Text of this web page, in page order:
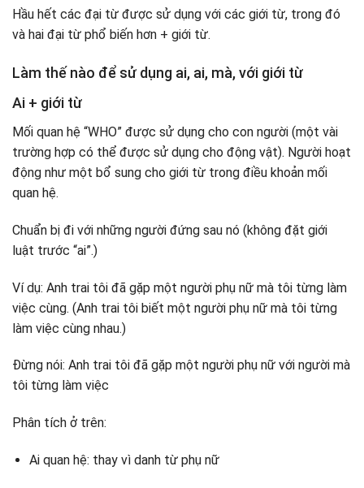
Hầu hết các đại từ được sử dụng với các giới từ, trong đó
và hai đại từ phổ biến hơn + giới từ.
Làm thế nào để sử dụng ai, ai, mà, với giới từ
Ai + giới từ
Mối quan hệ “WHO” được sử dụng cho con người (một vài
trường hợp có thể được sử dụng cho động vật). Người hoạt
động như một bổ sung cho giới từ trong điều khoản mối
quan hệ.
Chuẩn bị đi với những người đứng sau nó (không đặt giới
luật trước “ai”.)
Ví dụ: Anh trai tôi đã gặp một người phụ nữ mà tôi từng làm
việc cùng. (Anh trai tôi biết một người phụ nữ mà tôi từng
làm việc cùng nhau.)
Đừng nói: Anh trai tôi đã gặp một người phụ nữ với người mà
tôi từng làm việc
Phân tích ở trên:
Ai quan hệ: thay vì danh từ phụ nữ